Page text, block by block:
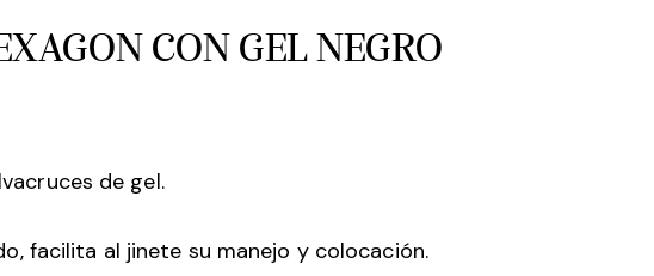
CON GEL NEGRO
de gel.
facilita al jinete su manejo y colocación.